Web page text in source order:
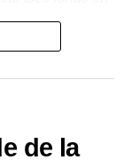
Para el
Juan
quedar como
de la